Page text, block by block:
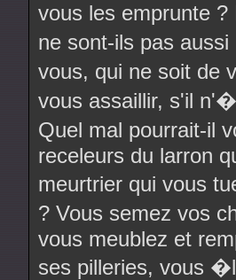
vous les emprunte
ne sont-ils pas
vous, qui ne soit de
vous assaillir, s'il
Quel mal pourrait-il
receleurs du larron
meurtrier qui vous
? Vous semez vos
vous meublez et
ses pilleries, vous